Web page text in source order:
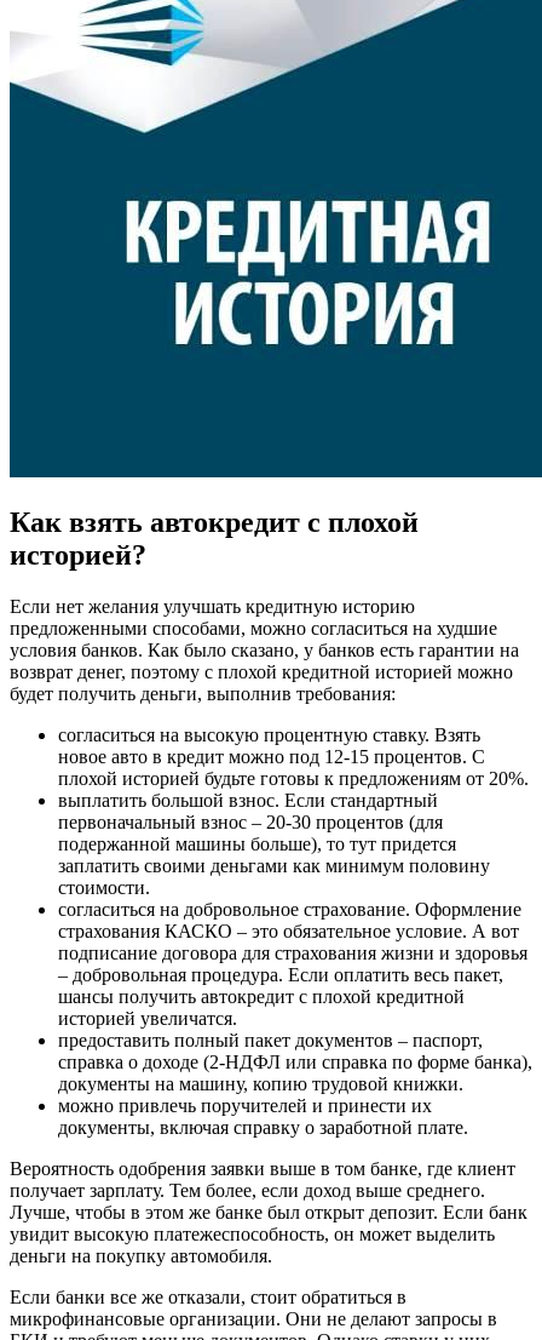
Как взять автокредит с плохой
историей?
Если нет желания улучшать кредитную историю
предложенными способами, можно согласиться на худшие
условия банков. Как было сказано, у банков есть гарантии на
возврат денег, поэтому с плохой кредитной историей можно
будет получить деньги, выполнив требования:
согласиться на высокую процентную ставку. Взять
новое авто в кредит можно под 12-15 процентов. С
плохой историей будьте готовы к предложениям от 20%.
выплатить большой взнос. Если стандартный
первоначальный взнос – 20-30 процентов (для
подержанной машины больше), то тут придется
заплатить своими деньгами как минимум половину
стоимости.
согласиться на добровольное страхование. Оформление
страхования КАСКО – это обязательное условие. А вот
подписание договора для страхования жизни и здоровья
– добровольная процедура. Если оплатить весь пакет,
шансы получить автокредит с плохой кредитной
историей увеличатся.
предоставить полный пакет документов – паспорт,
справка о доходе (2-НДФЛ или справка по форме банка),
документы на машину, копию трудовой книжки.
можно привлечь поручителей и принести их
документы, включая справку о заработной плате.
Вероятность одобрения заявки выше в том банке, где клиент
получает зарплату. Тем более, если доход выше среднего.
Лучше, чтобы в этом же банке был открыт депозит. Если банк
увидит высокую платежеспособность, он может выделить
деньги на покупку автомобиля.
Если банки все же отказали, стоит обратиться в
микрофинансовые организации. Они не делают запросы в